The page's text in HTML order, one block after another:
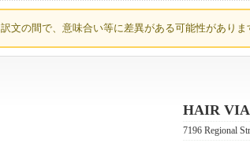
文の間で、意味合い等に差異がある可能性がありま
HAIR
7196 Regional